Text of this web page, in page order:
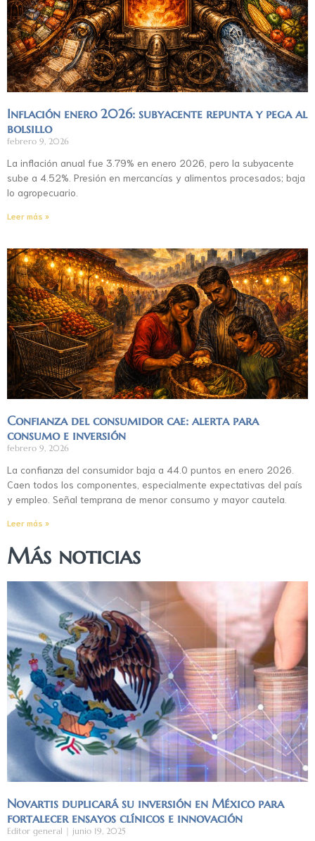
Inflación enero 2026: subyacente repunta y pega al
bolsillo
febrero 9, 2026
La inflación anual fue 3.79% en enero 2026, pero la subyacente
sube a 4.52%. Presión en mercancías y alimentos procesados; baja
lo agropecuario.
Leer más »
Confianza del consumidor cae: alerta para
consumo e inversión
febrero 9, 2026
La confianza del consumidor baja a 44.0 puntos en enero 2026.
Caen todos los componentes, especialmente expectativas del país
y empleo. Señal temprana de menor consumo y mayor cautela.
Leer más »
Más noticias
Novartis duplicará su inversión en México para
fortalecer ensayos clínicos e innovación
Editor general junio 19, 2025